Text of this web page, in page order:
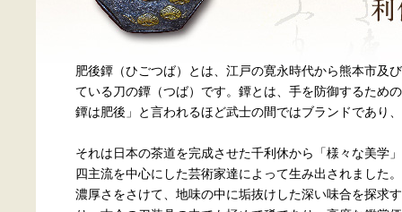
肥後鐔（ひごつば）とは、江戸の寛永時代から熊本市及
ている刀の鐔（つば）です。鐔とは、手を防御するため
鐔は肥後」と言われるほど武士の間ではブランドであり
それは日本の茶道を完成させた千利休から「様々な美学
四主流を中心にした芸術家達によって生み出されました
濃厚さをさけて、地味の中に垢抜けした深い味合を探求